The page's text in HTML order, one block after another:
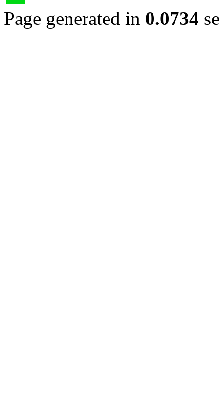
Page generated in 0.0734